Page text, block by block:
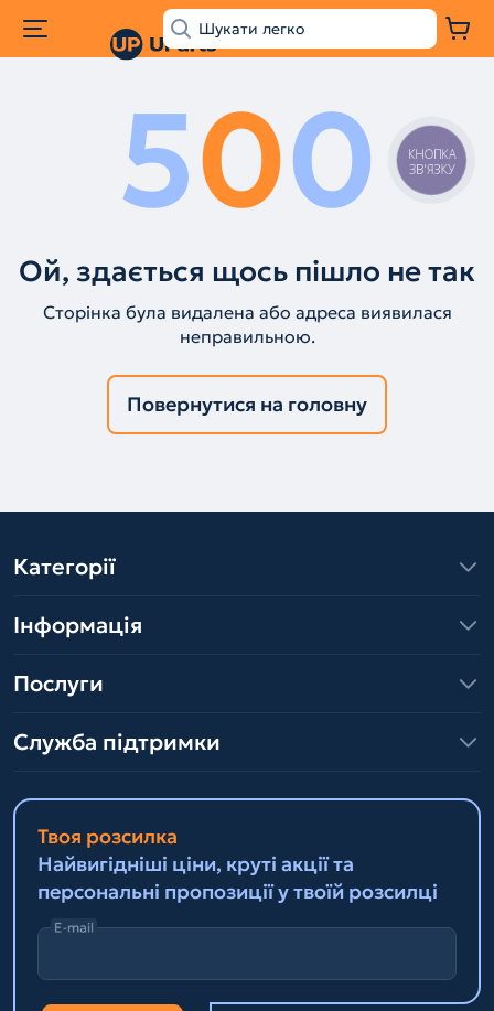
500
Ой, здається щось пішло не так
Сторінка була видалена або адреса виявилася
неправильною.
Повернутися на головну
Категорії
Інформація
Послуги
Служба підтримки
Твоя розсилка
Найвигідніші ціни, круті акції та
персональні пропозиції у твоїй розсилці
E-mail
КНОПКА
ЗВ'ЯЗКУ